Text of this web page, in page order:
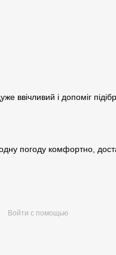
ввічливий і допоміг
погоду комфортно,
Войти с помощью